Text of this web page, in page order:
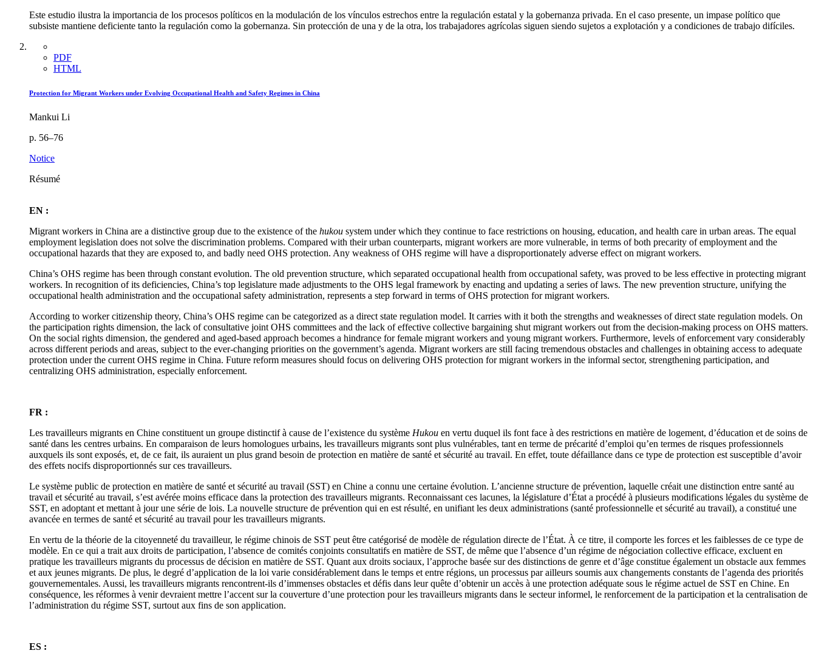
Este estudio ilustra la importancia de los procesos políticos en la modulación de los vínculos estrechos entre la regulación estatal y la gobernanza privada. En el caso presente, un impase político que
subsiste mantiene deficiente tanto la regulación como la gobernanza. Sin protección de una y de la otra, los trabajadores agrícolas siguen siendo sujetos a explotación y a condiciones de trabajo difíciles.
PDF
HTML
Protection for Migrant Workers under Evolving Occupational Health and Safety Regimes in China
Mankui Li
p. 56–76
Notice
Résumé
EN :
Migrant workers in China are a distinctive group due to the existence of the hukou system under which they continue to face restrictions on housing, education, and health care in urban areas. The equal
employment legislation does not solve the discrimination problems. Compared with their urban counterparts, migrant workers are more vulnerable, in terms of both precarity of employment and the
occupational hazards that they are exposed to, and badly need OHS protection. Any weakness of OHS regime will have a disproportionately adverse effect on migrant workers.
China’s OHS regime has been through constant evolution. The old prevention structure, which separated occupational health from occupational safety, was proved to be less effective in protecting migrant
workers. In recognition of its deficiencies, China’s top legislature made adjustments to the OHS legal framework by enacting and updating a series of laws. The new prevention structure, unifying the
occupational health administration and the occupational safety administration, represents a step forward in terms of OHS protection for migrant workers.
According to worker citizenship theory, China’s OHS regime can be categorized as a direct state regulation model. It carries with it both the strengths and weaknesses of direct state regulation models. On
the participation rights dimension, the lack of consultative joint OHS committees and the lack of effective collective bargaining shut migrant workers out from the decision-making process on OHS matters.
On the social rights dimension, the gendered and aged-based approach becomes a hindrance for female migrant workers and young migrant workers. Furthermore, levels of enforcement vary considerably
across different periods and areas, subject to the ever-changing priorities on the government’s agenda. Migrant workers are still facing tremendous obstacles and challenges in obtaining access to adequate
protection under the current OHS regime in China. Future reform measures should focus on delivering OHS protection for migrant workers in the informal sector, strengthening participation, and
centralizing OHS administration, especially enforcement.
FR :
Les travailleurs migrants en Chine constituent un groupe distinctif à cause de l’existence du système Hukou en vertu duquel ils font face à des restrictions en matière de logement, d’éducation et de soins de
santé dans les centres urbains. En comparaison de leurs homologues urbains, les travailleurs migrants sont plus vulnérables, tant en terme de précarité d’emploi qu’en termes de risques professionnels
auxquels ils sont exposés, et, de ce fait, ils auraient un plus grand besoin de protection en matière de santé et sécurité au travail. En effet, toute défaillance dans ce type de protection est susceptible d’avoir
des effets nocifs disproportionnés sur ces travailleurs.
Le système public de protection en matière de santé et sécurité au travail (SST) en Chine a connu une certaine évolution. L’ancienne structure de prévention, laquelle créait une distinction entre santé au
travail et sécurité au travail, s’est avérée moins efficace dans la protection des travailleurs migrants. Reconnaissant ces lacunes, la législature d’État a procédé à plusieurs modifications légales du système de
SST, en adoptant et mettant à jour une série de lois. La nouvelle structure de prévention qui en est résulté, en unifiant les deux administrations (santé professionnelle et sécurité au travail), a constitué une
avancée en termes de santé et sécurité au travail pour les travailleurs migrants.
En vertu de la théorie de la citoyenneté du travailleur, le régime chinois de SST peut être catégorisé de modèle de régulation directe de l’État. À ce titre, il comporte les forces et les faiblesses de ce type de
modèle. En ce qui a trait aux droits de participation, l’absence de comités conjoints consultatifs en matière de SST, de même que l’absence d’un régime de négociation collective efficace, excluent en
pratique les travailleurs migrants du processus de décision en matière de SST. Quant aux droits sociaux, l’approche basée sur des distinctions de genre et d’âge constitue également un obstacle aux femmes
et aux jeunes migrants. De plus, le degré d’application de la loi varie considérablement dans le temps et entre régions, un processus par ailleurs soumis aux changements constants de l’agenda des priorités
gouvernementales. Aussi, les travailleurs migrants rencontrent-ils d’immenses obstacles et défis dans leur quête d’obtenir un accès à une protection adéquate sous le régime actuel de SST en Chine. En
conséquence, les réformes à venir devraient mettre l’accent sur la couverture d’une protection pour les travailleurs migrants dans le secteur informel, le renforcement de la participation et la centralisation de
l’administration du régime SST, surtout aux fins de son application.
ES :